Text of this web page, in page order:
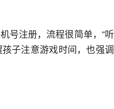
号注册，流程很简单，“听
子注意游戏时间，也强调